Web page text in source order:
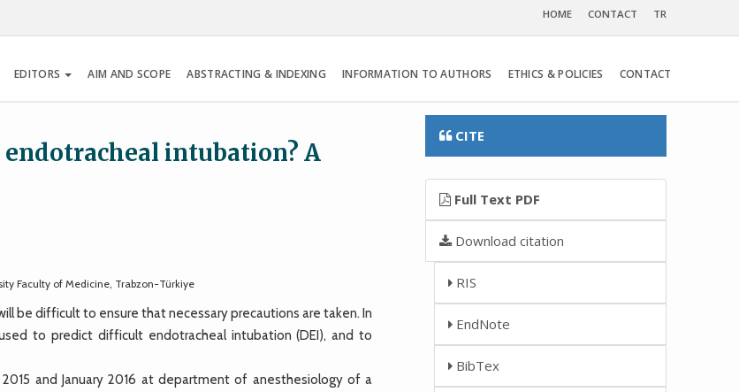
HOME CONTACT TR
EDITORS AIM AND SCOPE ABSTRACTING & INDEXING INFORMATION TO AUTHORS ETHICS & POLICIES CONTACT
intubation? A
Faculty of Medicine, Trabzon-Türkiye
be difficult to ensure that necessary precautions are taken. In
to predict difficult endotracheal intubation (DEI), and to
and January 2016 at department of anesthesiology of a
CITE
Full Text PDF
Download citation
RIS
EndNote
BibTex